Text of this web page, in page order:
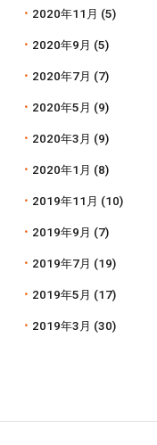
2020年11月 (5)
2020年9月 (5)
2020年7月 (7)
2020年5月 (9)
2020年3月 (9)
2020年1月 (8)
2019年11月 (10)
2019年9月 (7)
2019年7月 (19)
2019年5月 (17)
2019年3月 (30)